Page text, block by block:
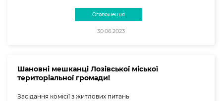
Оголошення
30.06.2023
Шановні мешканці Лозівської міської
територіальної громади!
Засідання комісії з житлових питань